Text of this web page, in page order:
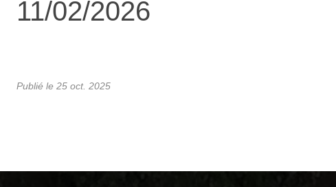
11/02/2026
Publié le 25 oct. 2025